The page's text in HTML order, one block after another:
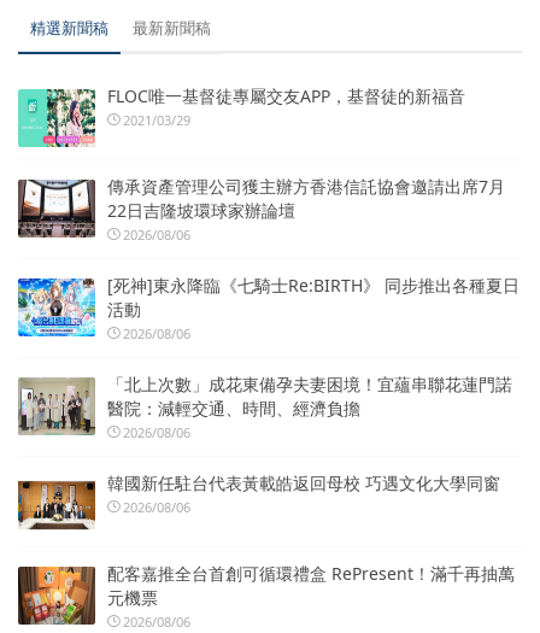
精選新聞稿 最新新聞稿
FLOC唯一基督徒專屬交友APP，基督徒的新福音
2021/03/29
傳承資產管理公司獲主辦方香港信託協會邀請出席7月
22日吉隆坡環球家辦論壇
2026/08/06
[死神]東永降臨《七騎士Re:BIRTH》 同步推出各種夏日
活動
2026/08/06
「北上次數」成花東備孕夫妻困境！宜蘊串聯花蓮門諾
醫院：減輕交通、時間、經濟負擔
2026/08/06
韓國新任駐台代表黃載皓返回母校 巧遇文化大學同窗
2026/08/06
配客嘉推全台首創可循環禮盒 RePresent！滿千再抽萬
元機票
2026/08/06